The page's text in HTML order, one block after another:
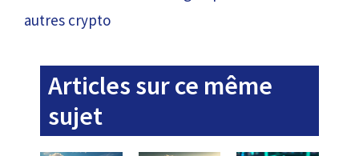
autres crypto
Articles sur ce même
sujet